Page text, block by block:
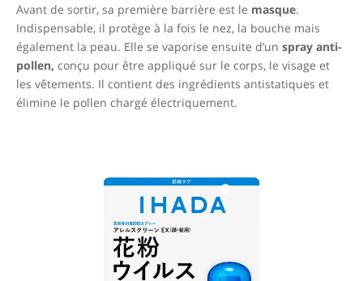
Avant de sortir, sa première barrière est le masque.
Indispensable, il protège à la fois le nez, la bouche mais
également la peau. Elle se vaporise ensuite d’un spray anti-
pollen, conçu pour être appliqué sur le corps, le visage et
les vêtements. Il contient des ingrédients antistatiques et
élimine le pollen chargé électriquement.